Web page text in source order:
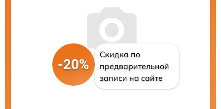
-20%
Скидка по
предварительной
записи на сайте